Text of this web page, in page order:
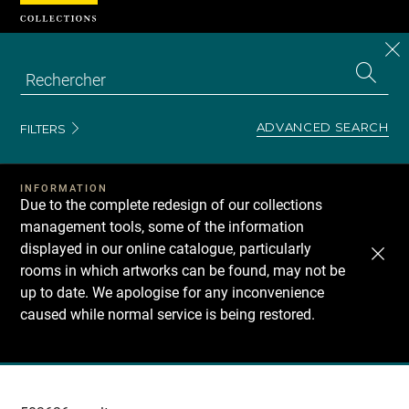
FILTERS ADVANCED SEARCH
INFORMATION
Due to the complete redesign of our collections
management tools, some of the information
displayed in our online catalogue, particularly
rooms in which artworks can be found, may not be
up to date. We apologise for any inconvenience
caused while normal service is being restored.
Recherche
Cookies management panel